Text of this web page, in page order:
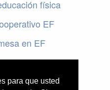
para que usted
física
EF
en EF
en EF
física